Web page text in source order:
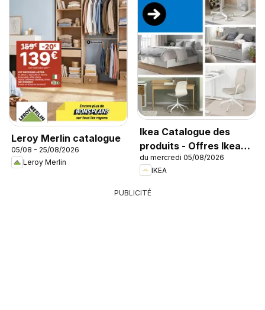
Leroy Merlin catalogue
05/08 - 25/08/2026
Leroy Merlin
Ikea Catalogue des
produits - Offres Ikea
Family
du mercredi 05/08/2026
IKEA
PUBLICITÉ